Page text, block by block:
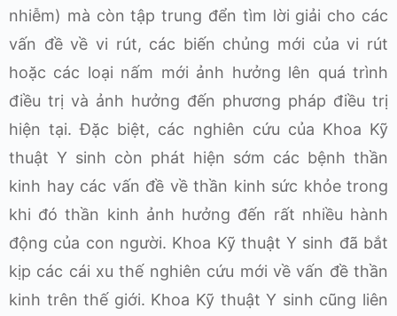
nhiễm) mà còn tập trung đển tìm lời giải cho các
vấn đề về vi rút, các biến chủng mới của vi rút
hoặc các loại nấm mới ảnh hưởng lên quá trình
điều trị và ảnh hưởng đến phương pháp điều trị
hiện tại. Đặc biệt, các nghiên cứu của Khoa Kỹ
thuật Y sinh còn phát hiện sớm các bệnh thần
kinh hay các vấn đề về thần kinh sức khỏe trong
khi đó thần kinh ảnh hưởng đến rất nhiều hành
động của con người. Khoa Kỹ thuật Y sinh đã bắt
kịp các cái xu thế nghiên cứu mới về vấn đề thần
kinh trên thế giới. Khoa Kỹ thuật Y sinh cũng liên